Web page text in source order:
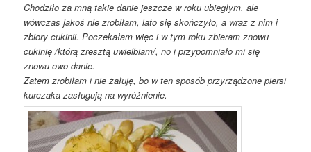
Chodziło za mną takie danie jeszcze w roku ubiegłym, ale
wówczas jakoś nie zrobiłam, lato się skończyło, a wraz z nim i
zbiory cukinii. Poczekałam więc i w tym roku zbieram znowu
cukinię /którą zresztą uwielbiam/, no i przypomniało mi się
znowu owo danie.
Zatem zrobiłam i nie żałuję, bo w ten sposób przyrządzone piersi
kurczaka zasługują na wyróżnienie.